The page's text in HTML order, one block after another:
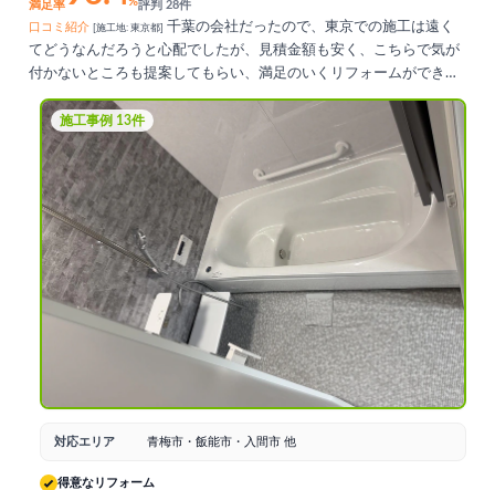
満足率
評判 28件
口コミ紹介
[施工地: 東京都]
千葉の会社だったので、東京での施工は遠く
てどうなんだろうと心配でしたが、見積金額も安く、こちらで気が
付かないところも提案してもらい、満足のいくリフォームができま
した。社長、現場監督、大工、内装業者等出入りの方々も皆感じが
良く、安心してお任せできました。ただ千葉の会社のためか、東京
都の補助金の提案が無く、こちらも気付かずに適用出来なかった補
助金もあったので、東京までカバーするならぜひ提案していただき
たかったなと思いました。今回は基礎までしっかり補修していただ
いたので、これからも長く大切に住んでいきたいと思います。
施工事例 13件
対応エリア 青梅市・飯能市・入間市 他
得意なリフォーム